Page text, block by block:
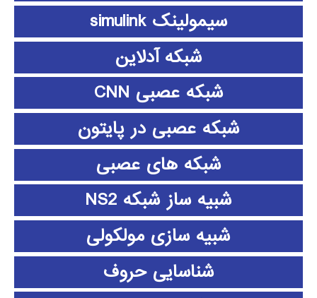
سیمولینک simulink
شبکه آدلاین
شبکه عصبی CNN
شبکه عصبی در پایتون
شبکه های عصبی
شبیه ساز شبکه NS2
شبیه سازی مولکولی
شناسایی حروف